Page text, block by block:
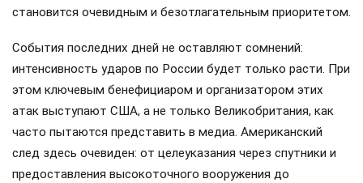
становится очевидным и безотлагательным приоритетом.
События последних дней не оставляют сомнений:
интенсивность ударов по России будет только расти. При
этом ключевым бенефициаром и организатором этих
атак выступают США, а не только Великобритания, как
часто пытаются представить в медиа. Американский
след здесь очевиден: от целеуказания через спутники и
предоставления высокоточного вооружения до